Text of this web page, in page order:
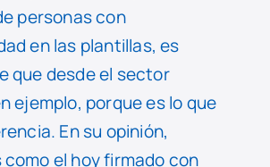
personas con
en las plantillas, es
que desde el sector
ejemplo, porque es lo que
En su opinión,
el hoy firmado con